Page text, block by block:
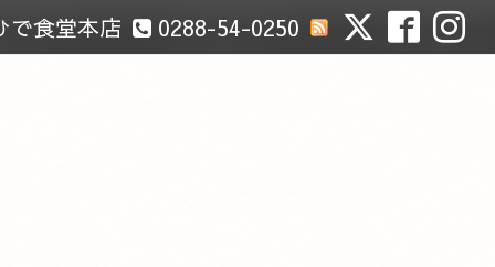
0288-54-0250
で食堂本店